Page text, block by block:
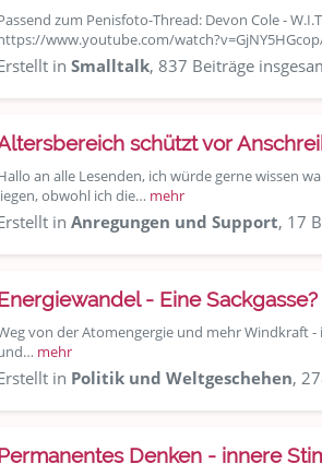
zum Penisfoto-Thread: Devon Cole -
www.youtube.com/
in Smalltalk, 837 Beiträge
schützt vor
an alle Lesenden, ich würde gerne wissen
obwohl ich die… mehr
in Anregungen und Support, 17
- Eine Sackgasse?
von der Atomengergie und mehr Windkraft
mehr
in Politik und Weltgeschehen,
Denken - innere